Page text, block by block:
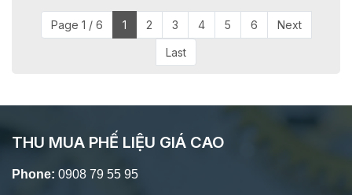
Page 1 / 6 1 2 3 4 5 6 Next
Last
THU MUA PHẾ LIỆU GIÁ CAO
Phone: 0908 79 55 95